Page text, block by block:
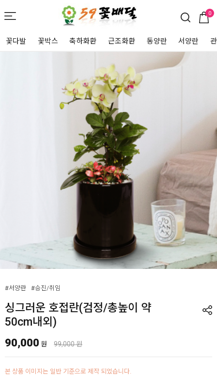
0
꽃다발 꽃박스 축하화환 근조화환 동양란 서양란
#서양란 #승진/취임
싱그러운 호접란(검정/총높이 약
50cm내외)
90,000 원 99,000 원
본 상품 이미지는 일반 기준으로 제작 되었습니다.